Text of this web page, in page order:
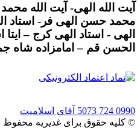
آیت الله الهی- آیت الله
محمد حسن الهی فر- استاد
الهی - استاد الهی کرج –
الحسن قم – امامزاده شاه
0990 724 5073
آقای اسلامیت
© کلیه حقوق برای غدیریه محفوظ